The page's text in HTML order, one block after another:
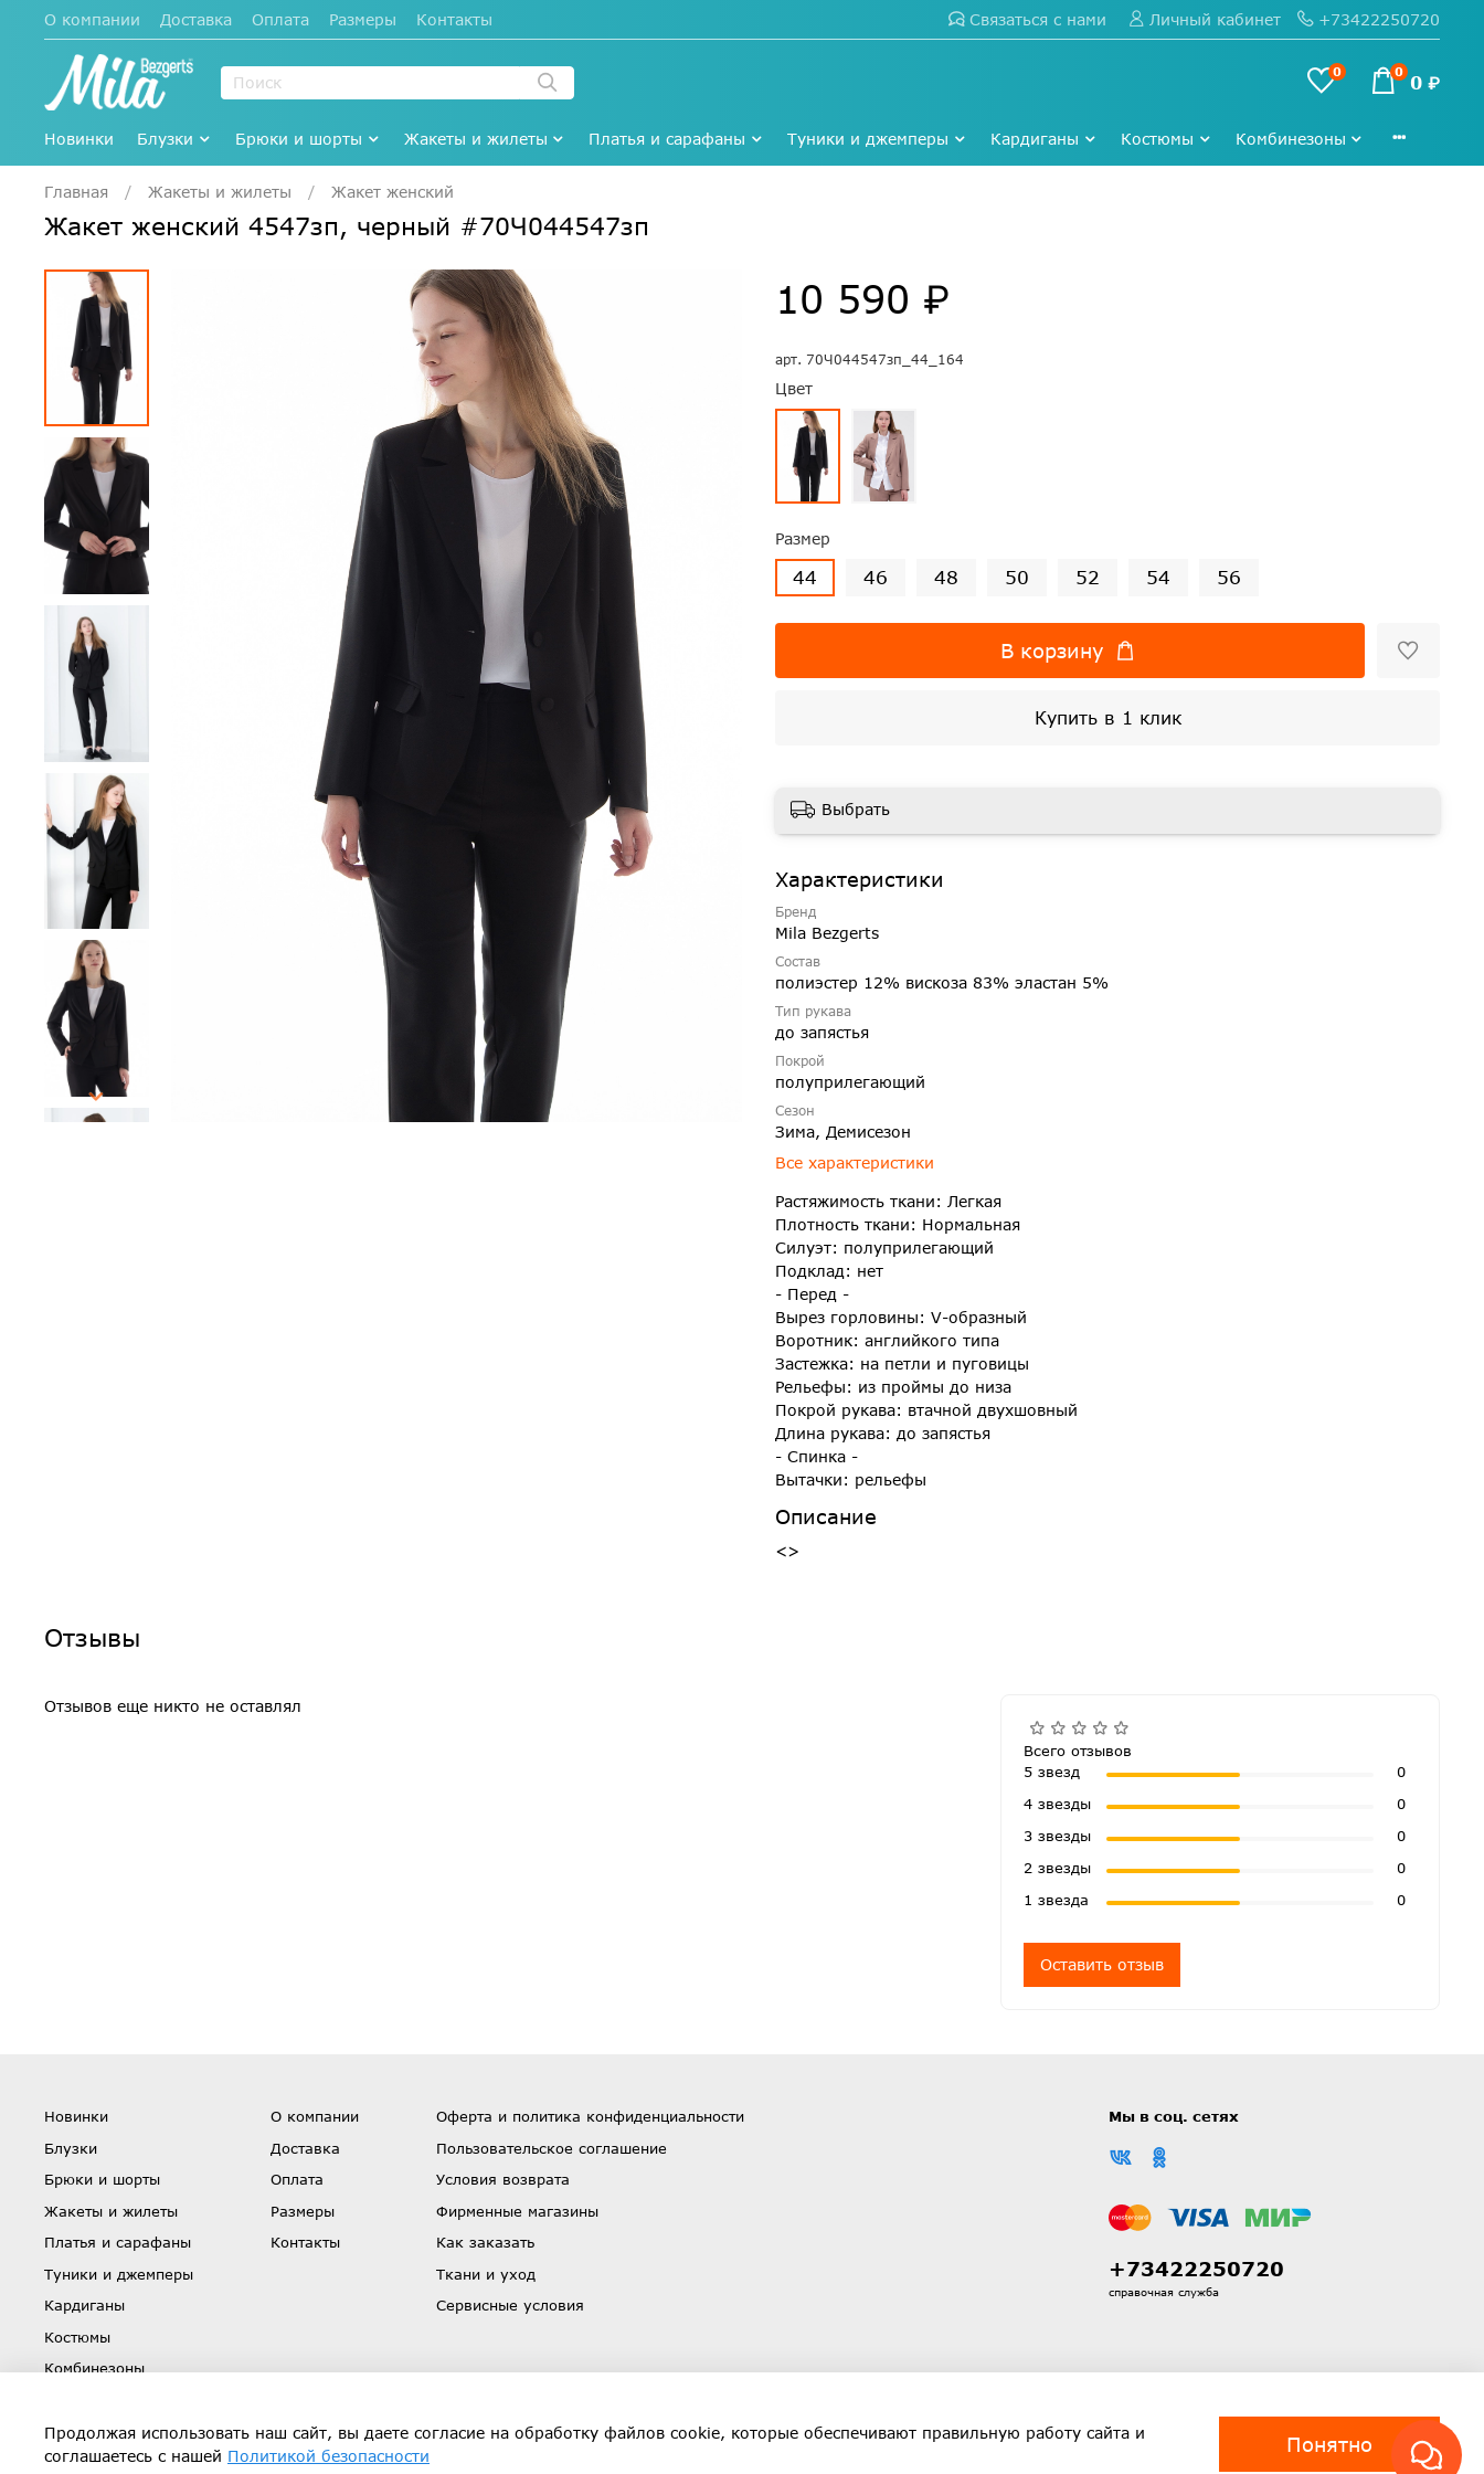
О компании Доставка Оплата Размеры Контакты Связаться с нами Личный кабинет +73422250720
0 0 0 ₽
Новинки Блузки Брюки и шорты Жакеты и жилеты Платья и сарафаны Туники и джемперы Кардиганы Костюмы Комбинезоны
Главная Жакеты и жилеты Жакет женский
Жакет женский 4547зп, черный #70Ч044547зп
арт. 70Ч044547зп_44_164
Цвет
Размер
44 46 48 50 52 54 56
10 590 ₽
В корзину
Купить в 1 клик
Выбрать
Характеристики
Бренд
Mila Bezgerts
Состав
полиэстер 12% вискоза 83% эластан 5%
Тип рукава
до запястья
Покрой
полуприлегающий
Сезон
Зима, Демисезон
Все характеристики
Растяжимость ткани: Легкая
Плотность ткани: Нормальная
Силуэт: полуприлегающий
Подклад: нет
- Перед -
Вырез горловины: V-образный
Воротник: английкого типа
Застежка: на петли и пуговицы
Рельефы: из проймы до низа
Покрой рукава: втачной двухшовный
Длина рукава: до запястья
- Спинка -
Вытачки: рельефы
Описание
<>
Отзывы
Отзывов еще никто не оставлял
Всего отзывов
5 звезд
0
4 звезды
0
3 звезды
0
2 звезды
0
1 звезда
0
Оставить отзыв
Новинки
Блузки
Брюки и шорты
Жакеты и жилеты
Платья и сарафаны
Туники и джемперы
Кардиганы
Костюмы
Комбинезоны
Скидки
О компании
Доставка
Оплата
Размеры
Контакты
Оферта и политика конфиденциальности
Пользовательское соглашение
Условия возврата
Фирменные магазины
Как заказать
Ткани и уход
Сервисные условия
Мы в соц. сетях
+73422250720
справочная служба
Продолжая использовать наш сайт, вы даете согласие на обработку файлов cookie, которые обеспечивают правильную работу сайта и
соглашаетесь с нашей Политикой безопасности Понятно